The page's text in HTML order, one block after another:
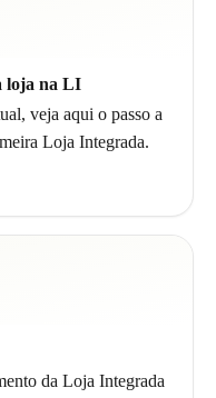
loja na LI
veja aqui o passo a
Loja Integrada.
da Loja Integrada